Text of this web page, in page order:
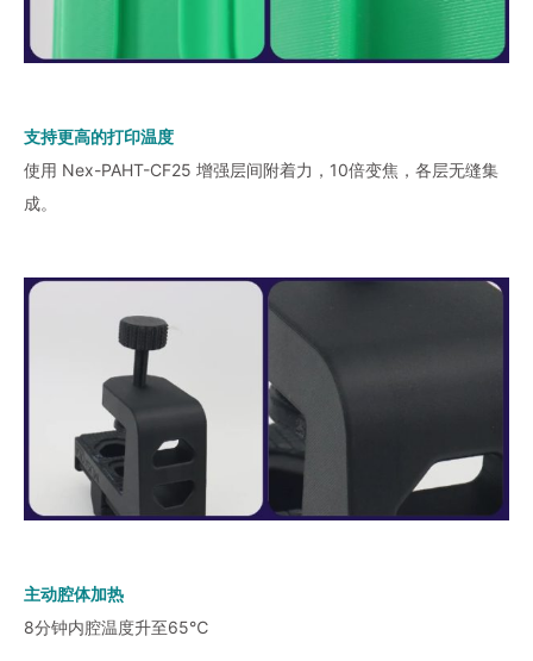
支持更高的打印温度
使用 Nex-PAHT-CF25 增强层间附着力，10倍变焦，各层无缝集
成。
主动腔体加热
8分钟内腔温度升至65℃